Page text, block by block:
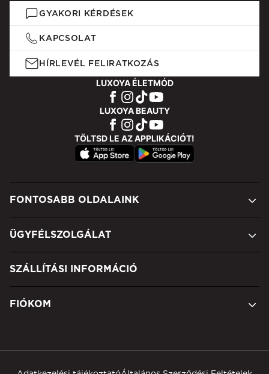
GYAKORI KÉRDÉSEK
KAPCSOLAT
HÍRLEVÉL FELIRATKOZÁS
LUXOYA ÉLETMÓD
LUXOYA BEAUTY
TÖLTSD LE AZ APPLIKÁCIÓT!
FONTOSABB OLDALAINK
ÜGYFÉLSZOLGÁLAT
SZÁLLÍTÁSI INFORMÁCIÓ
FIÓKOM